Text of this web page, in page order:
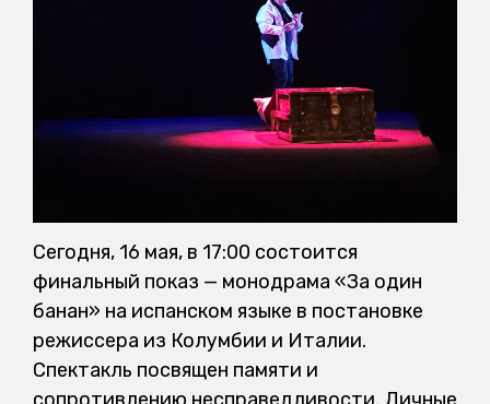
Сегодня, 16 мая, в 17:00 состоится
финальный показ — монодрама «За один
банан» на испанском языке в постановке
режиссера из Колумбии и Италии.
Спектакль посвящен памяти и